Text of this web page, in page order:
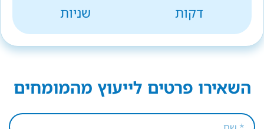
דקות
שניות
השאירו פרטים לייעוץ מהמומחים